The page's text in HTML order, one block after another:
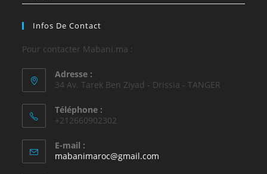
Infos De Contact
Pour contacter Mabani.ma :
Adresse :
34 Av. Tarek Ben Ziyad - Drissia - TANGER
Téléphone :
+212660902302
E-mail :
mabanimaroc@gmail.com